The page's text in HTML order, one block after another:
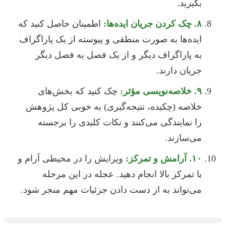
بگیرید.
۸. چک کردن جریان ایده‌ها:
اطمینان حاصل کنید که
ایده‌ها به صورت منطقی و پیوسته از یک پاراگراف
به پاراگراف دیگر و از یک فصل به فصل دیگر
جریان دارند.
۹. خلاصه‌نویسی مؤثر:
چک کنید که بخش‌های
خلاصه (چکیده، نتیجه‌گیری) به خوبی کل پژوهش
را نمایندگی می‌کنند و نکات کلیدی را برجسته
می‌سازند.
۱۰. آرامش و تمرکز:
ویرایش را در محیطی آرام و
با تمرکز بالا انجام دهید. عجله در این مرحله
می‌تواند به از دست دادن جزئیات مهم منجر شود.